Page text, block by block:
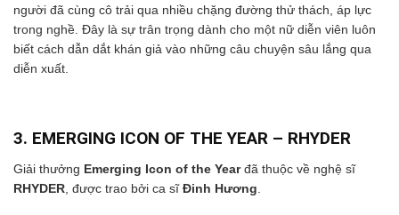
người đã cùng cô trải qua nhiều chặng đường thử thách, áp lực
trong nghề. Đây là sự trân trọng dành cho một nữ diễn viên luôn
biết cách dẫn dắt khán giả vào những câu chuyện sâu lắng qua
diễn xuất.
3. EMERGING ICON OF THE YEAR – RHYDER
Giải thưởng Emerging Icon of the Yearđã thuộc về nghệ sĩ
RHYDER , được trao bởi ca sĩĐinh Hương